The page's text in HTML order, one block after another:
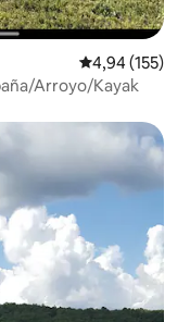
Calificación
4,94 (155)
Arroyo/Kayak